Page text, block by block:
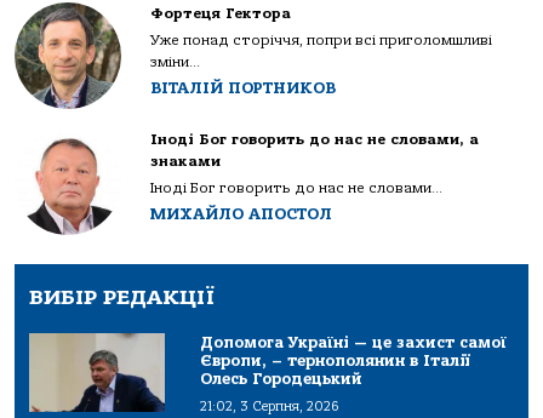
Фортеця Гектора
Уже понад сторіччя, попри всі приголомшливі
зміни...
ВІТАЛІЙ ПОРТНИКОВ
Іноді Бог говорить до нас не словами, а
знаками
Іноді Бог говорить до нас не словами...
МИХАЙЛО АПОСТОЛ
ВИБІР РЕДАКЦІЇ
Допомога Україні — це захист самої
Європи, – тернополянин в Італії
Олесь Городецький
21:02, 3 Серпня, 2026